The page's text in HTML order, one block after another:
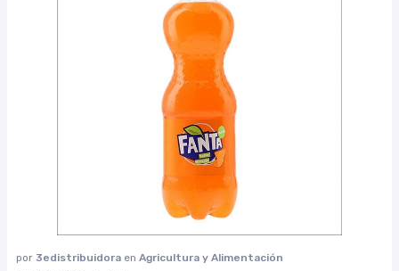
por 3edistribuidora en Agricultura y Alimentación